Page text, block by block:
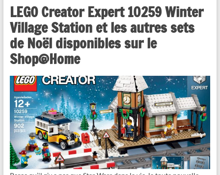
LEGO Creator Expert 10259 Winter
Village Station et les autres sets
de Noël disponibles sur le
Shop@Home